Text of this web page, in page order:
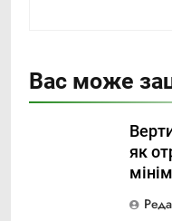
Вас може
як